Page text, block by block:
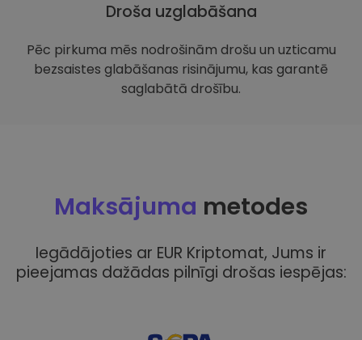
Droša uzglabāšana
Pēc pirkuma mēs nodrošinām drošu un uzticamu
bezsaistes glabāšanas risinājumu, kas garantē
saglabātā drošību.
Maksājuma metodes
Iegādājoties ar EUR Kriptomat, Jums ir
pieejamas dažādas pilnīgi drošas iespējas: